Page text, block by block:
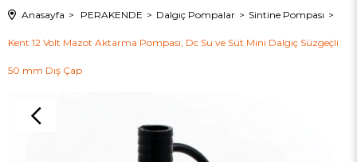
Anasayfa PERAKENDE Dalgıç Pompalar Sintine Pompası
Kent 12 Volt Mazot Aktarma Pompası, Dc Su ve Süt Mini Dalgıç Süzgeçli
50 mm Dış Çap